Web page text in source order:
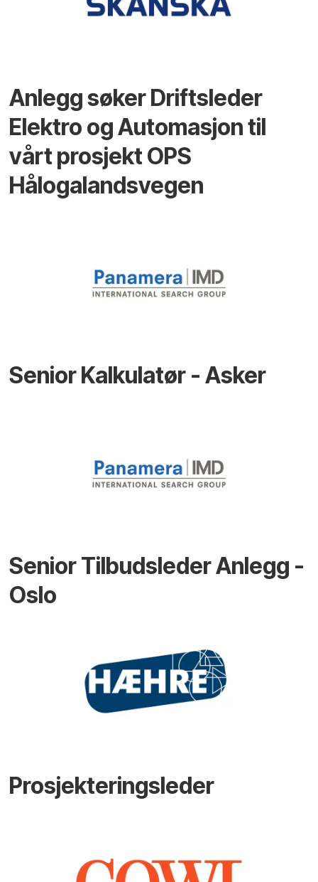
Anlegg søker Driftsleder
Elektro og Automasjon til
vårt prosjekt OPS
Hålogalandsvegen
Senior Kalkulatør - Asker
Senior Tilbudsleder Anlegg -
Oslo
Prosjekteringsleder